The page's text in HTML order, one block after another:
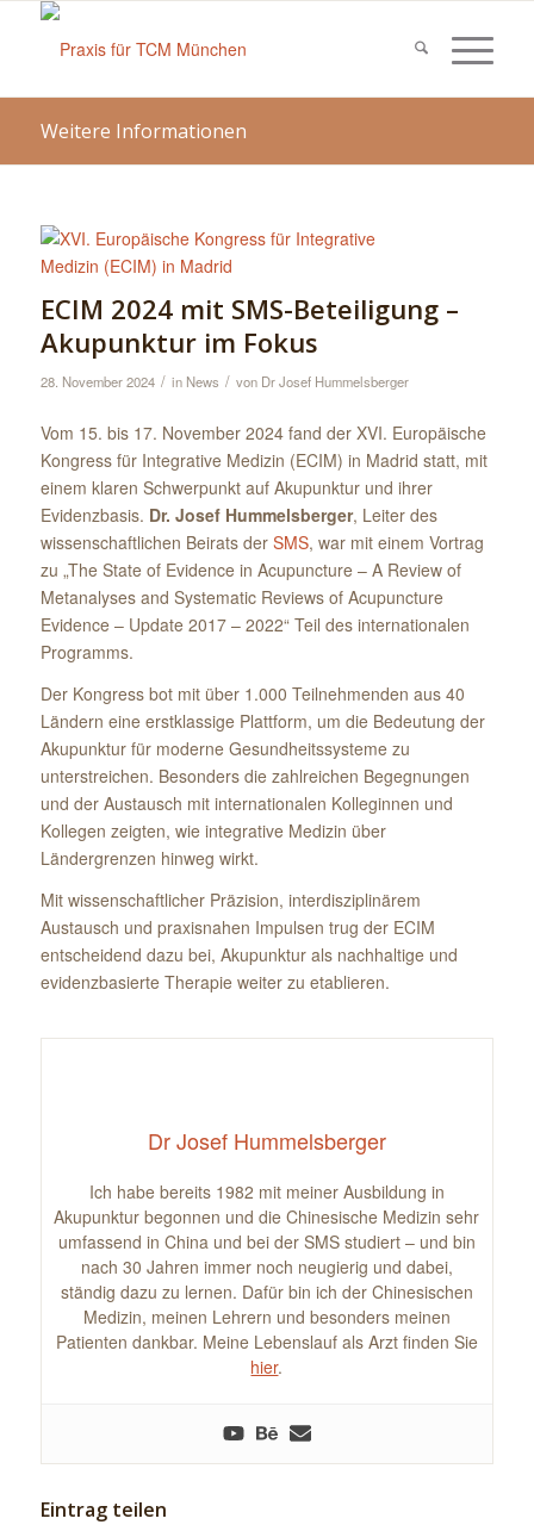
Weitere Informationen
ECIM 2024 mit SMS-Beteiligung –
Akupunktur im Fokus
28. November 2024 / in News / von Dr Josef Hummelsberger
Vom 15. bis 17. November 2024 fand der XVI. Europäische
Kongress für Integrative Medizin (ECIM) in Madrid statt, mit
einem klaren Schwerpunkt auf Akupunktur und ihrer
Evidenzbasis. Dr. Josef Hummelsberger, Leiter des
wissenschaftlichen Beirats der SMS, war mit einem Vortrag
zu „The State of Evidence in Acupuncture – A Review of
Metanalyses and Systematic Reviews of Acupuncture
Evidence – Update 2017 – 2022“ Teil des internationalen
Programms.
Der Kongress bot mit über 1.000 Teilnehmenden aus 40
Ländern eine erstklassige Plattform, um die Bedeutung der
Akupunktur für moderne Gesundheitssysteme zu
unterstreichen. Besonders die zahlreichen Begegnungen
und der Austausch mit internationalen Kolleginnen und
Kollegen zeigten, wie integrative Medizin über
Ländergrenzen hinweg wirkt.
Mit wissenschaftlicher Präzision, interdisziplinärem
Austausch und praxisnahen Impulsen trug der ECIM
entscheidend dazu bei, Akupunktur als nachhaltige und
evidenzbasierte Therapie weiter zu etablieren.
Dr Josef Hummelsberger
Ich habe bereits 1982 mit meiner Ausbildung in
Akupunktur begonnen und die Chinesische Medizin sehr
umfassend in China und bei der SMS studiert – und bin
nach 30 Jahren immer noch neugierig und dabei,
ständig dazu zu lernen. Dafür bin ich der Chinesischen
Medizin, meinen Lehrern und besonders meinen
Patienten dankbar. Meine Lebenslauf als Arzt finden Sie
hier.
Eintrag teilen